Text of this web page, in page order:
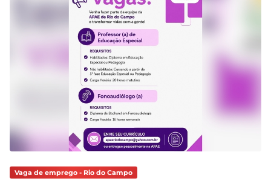
Vaga de emprego - Rio do Campo